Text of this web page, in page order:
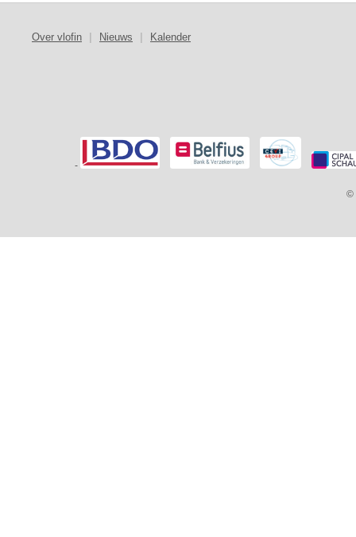
Over vlofin Nieuws Kalender
-
©